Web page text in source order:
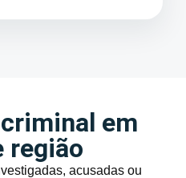
em
região
acusadas ou